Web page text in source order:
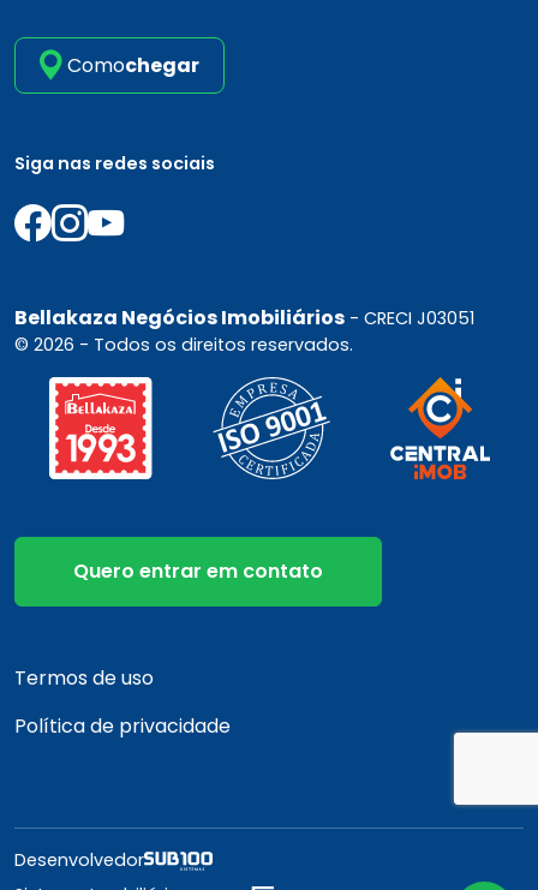
Comochegar
Siga nas redes sociais
Bellakaza Negócios Imobiliários - CRECI J03051
© 2026 - Todos os direitos reservados.
Quero entrar em contato
Termos de uso
Política de privacidade
Desenvolvedor